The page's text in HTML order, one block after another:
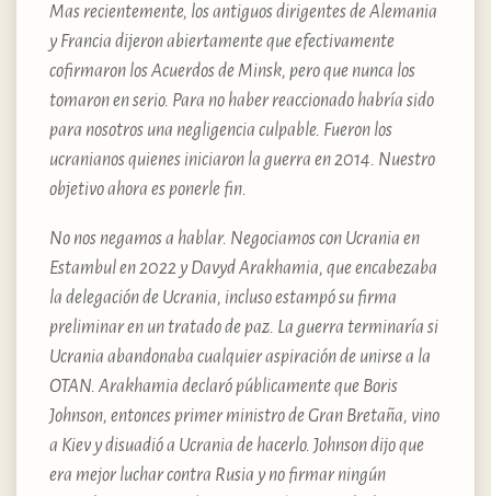
Mas recientemente, los antiguos dirigentes de Alemania
y Francia dijeron abiertamente que efectivamente
cofirmaron los Acuerdos de Minsk, pero que nunca los
tomaron en serio. Para no haber reaccionado habría sido
para nosotros una negligencia culpable. Fueron los
ucranianos quienes iniciaron la guerra en 2014. Nuestro
objetivo ahora es ponerle fin.
No nos negamos a hablar. Negociamos con Ucrania en
Estambul en 2022 y Davyd Arakhamia, que encabezaba
la delegación de Ucrania, incluso estampó su firma
preliminar en un tratado de paz. La guerra terminaría si
Ucrania abandonaba cualquier aspiración de unirse a la
OTAN. Arakhamia declaró públicamente que Boris
Johnson, entonces primer ministro de Gran Bretaña, vino
a Kiev y disuadió a Ucrania de hacerlo. Johnson dijo que
era mejor luchar contra Rusia y no firmar ningún